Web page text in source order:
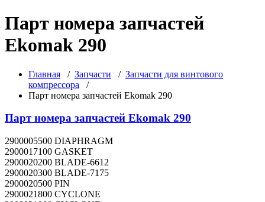
Парт номера запчастей
Ekomak 290
Главная / Запчасти / Запчасти для винтового
компрессора /
Парт номера запчастей Ekomak 290
Парт номера запчастей Ekomak 290
2900005500 DIAPHRAGM
2900017100 GASKET
2900020200 BLADE-6612
2900020300 BLADE-7175
2900020500 PIN
2900021800 CYCLONE